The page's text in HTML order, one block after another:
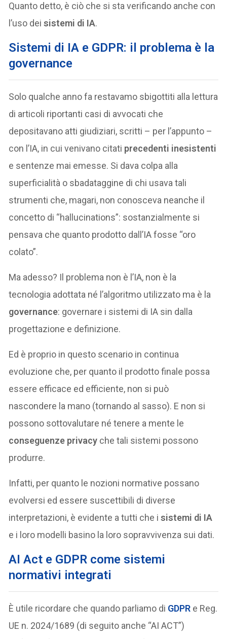
Quanto detto, è ciò che si sta verificando anche con
l’uso deisistemi di IA.
Sistemi di IA e GDPR: il problema è la
governance
Solo qualche anno fa restavamo sbigottiti alla lettura
di articoli riportanti casi di avvocati che
depositavano atti giudiziari, scritti – per l’appunto –
con l’IA, in cui venivano citati precedenti inesistenti
e sentenze mai emesse. Si dava colpa alla
superficialità o sbadataggine di chi usava tali
strumenti che, magari, non conosceva neanche il
concetto di “hallucinations”: sostanzialmente si
pensava che quanto prodotto dall’IA fosse “oro
colato”.
Ma adesso? Il problema non è l’IA, non è la
tecnologia adottata né l’algoritmo utilizzato ma è la
governance: governare i sistemi di IA sin dalla
progettazione e definizione.
Ed è proprio in questo scenario in continua
evoluzione che, per quanto il prodotto finale possa
essere efficace ed efficiente, non si può
nascondere la mano (tornando al sasso). E non si
possono sottovalutare né tenere a mente le
conseguenze privacy che tali sistemi possono
produrre.
Infatti, per quanto le nozioni normative possano
evolversi ed essere suscettibili di diverse
interpretazioni, è evidente a tutti che isistemi di IA
e i loro modelli basino la loro sopravvivenza sui dati.
AI Act e GDPR come sistemi
normativi integrati
È utile ricordare che quando parliamo di GDPR e Reg.
UE n. 2024/1689 (di seguito anche “AI ACT”)